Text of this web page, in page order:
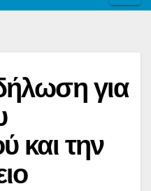
για
και την